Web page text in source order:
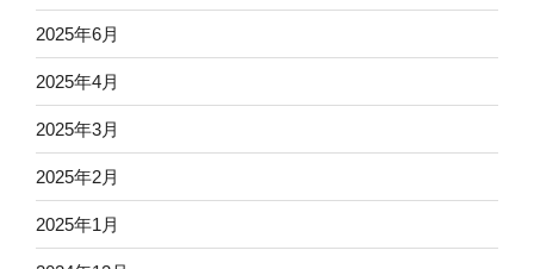
2025年6月
2025年4月
2025年3月
2025年2月
2025年1月